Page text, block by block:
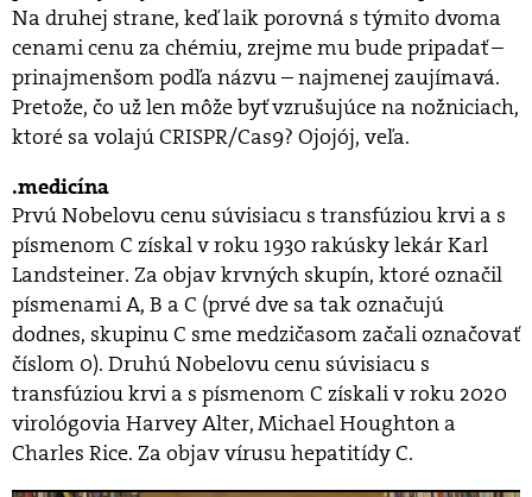
Na druhej strane, keď laik porovná s týmito dvoma
cenami cenu za chémiu, zrejme mu bude pripadať –
prinajmenšom podľa názvu – najmenej zaujímavá.
Pretože, čo už len môže byť vzrušujúce na nožniciach,
ktoré sa volajú CRISPR/Cas9? Ojojój, veľa.
medicína
Prvú Nobelovu cenu súvisiacu s transfúziou krvi a s
písmenom C získal v roku 1930 rakúsky lekár Karl
Landsteiner. Za objav krvných skupín, ktoré označil
písmenami A, B a C (prvé dve sa tak označujú
dodnes, skupinu C sme medzičasom začali označovať
číslom 0). Druhú Nobelovu cenu súvisiacu s
transfúziou krvi a s písmenom C získali v roku 2020
virológovia Harvey Alter, Michael Houghton a
Charles Rice. Za objav vírusu hepatitídy C.